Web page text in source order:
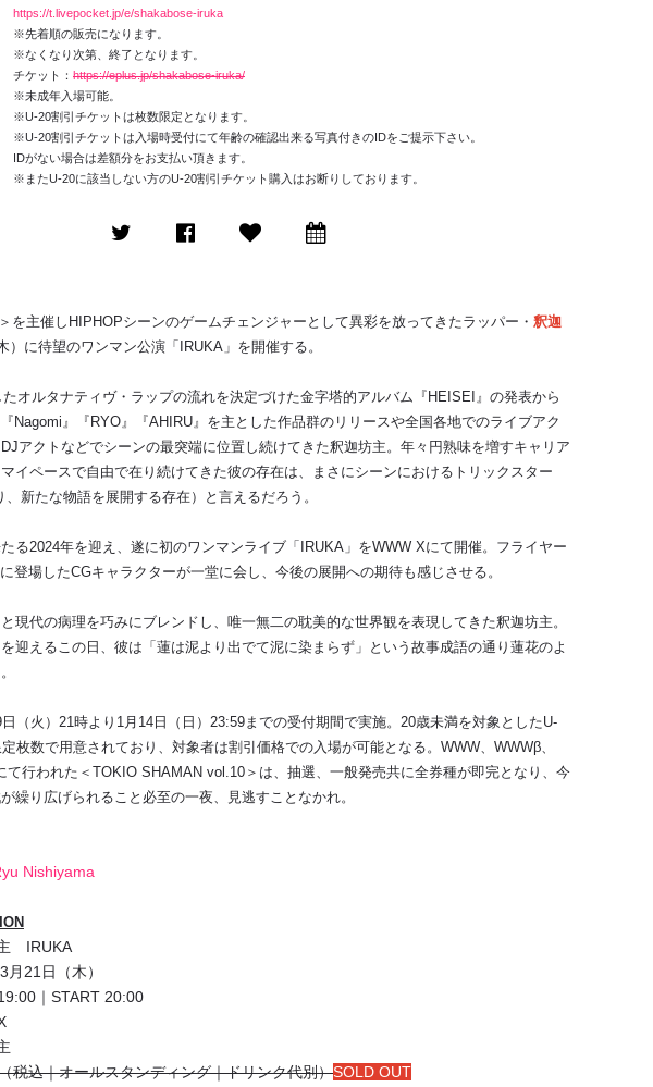
https://t.livepocket.jp/e/shakabose-iruka
※先着順の販売になります。
※なくなり次第、終了となります。
チケット： https://eplus.jp/shakabose-iruka/
※未成年入場可能。
※U-20割引チケットは枚数限定となります。
※U-20割引チケットは入場時受付にて年齢の確認出来る写真付きのIDをご提示下さい。
IDがない場合は差額分をお支払い頂きます。
※またU-20に該当しない方のU-20割引チケット購入はお断りしております。
を主催しHIPHOPシーンのゲームチェンジャーとして異彩を放ってきたラッパー・ 釈迦
）に待望のワンマン公演「IRUKA」を開催する。
オルタナティヴ・ラップの流れを決定づけた金字塔的アルバム『HEISEI』の発表から
Nagomi』『RYO』『AHIRU』を主とした作品群のリリースや全国各地でのライブアク
アクトなどでシーンの最突端に位置し続けてきた釈迦坊主。年々円熟味を増すキャリア
イペースで自由で在り続けてきた彼の存在は、まさにシーンにおけるトリックスター
、新たな物語を展開する存在）と言えるだろう。
る2024年を迎え、遂に初のワンマンライブ「IRUKA」をWWW Xにて開催。フライヤー
登場したCGキャラクターが一堂に会し、今後の展開への期待も感じさせる。
現代の病理を巧みにブレンドし、唯一無二の耽美的な世界観を表現してきた釈迦坊主。
迎えるこの日、彼は「蓮は泥より出でて泥に染まらず」という故事成語の通り蓮花のよ
（火）21時より1月14日（日）23:59までの受付期間で実施。20歳未満を対象としたU-
枚数で用意されており、対象者は割引価格での入場が可能となる。WWW、WWWβ、
て行われた＜TOKIO SHAMAN vol.10＞は、抽選、一般発売共に全券種が即完となり、今
繰り広げられること必至の一夜、見逃すことなかれ。
Nishiyama
IRUKA
21日（木）
｜START 20:00
税込｜オールスタンディング｜ドリンク代別）SOLD OUT